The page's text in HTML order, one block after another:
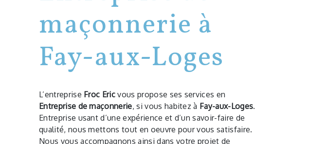
maçonnerie à
Fay-aux-Loges
L’entreprise Froc Eric vous propose ses services en
Entreprise de maçonnerie, si vous habitez à Fay-aux-Loges.
Entreprise usant d’une expérience et d’un savoir-faire de
qualité, nous mettons tout en oeuvre pour vous satisfaire.
Nous vous accompagnons ainsi dans votre projet de